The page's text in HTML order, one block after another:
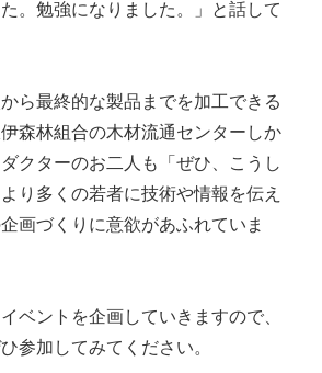
た。勉強になりました。」と話して
ら最終的な製品までを加工できる
森林組合の木材流通センターしか
クターのお二人も「ぜひ、こうし
り多くの若者に技術や情報を伝え
画づくりに意欲があふれていま
ベントを企画していきますので、
参加してみてください。